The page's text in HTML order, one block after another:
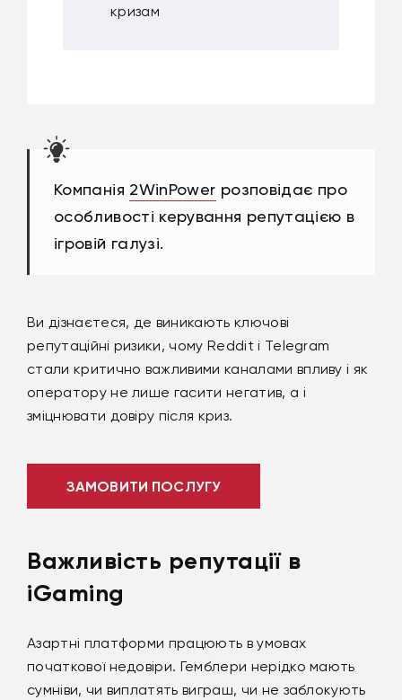
кризам
Компанія 2WinPower розповідає про
особливості керування репутацією в
ігровій галузі.
Ви дізнаєтеся, де виникають ключові
репутаційні ризики, чому Reddit і Telegram
стали критично важливими каналами впливу і як
оператору не лише гасити негатив, а і
зміцнювати довіру після криз.
ЗАМОВИТИ ПОСЛУГУ
Важливість репутації в
iGaming
Азартні платформи працюють в умовах
початкової недовіри. Гемблери нерідко мають
сумніви, чи виплатять виграш, чи не заблокують